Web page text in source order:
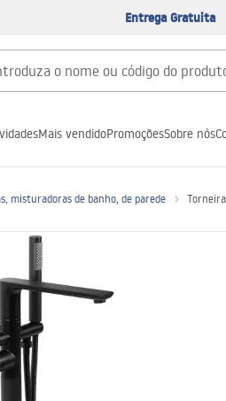
Entrega Gratuita
Mais vendidoPromoçõesSobre nós
misturadoras de banho, de parede